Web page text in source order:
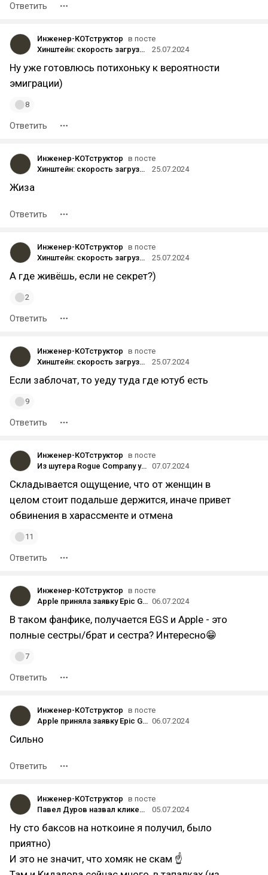
Ответить
Инженер-КОТструктор в посте
Хинштейн: скорость загрузки YouTube в России может упасть на 70%
25.07.2024
Ну уже готовлюсь потихоньку к вероятности
эмиграции)
8
Ответить
Инженер-КОТструктор в посте
Хинштейн: скорость загрузки YouTube в России может упасть на 70%
25.07.2024
Жиза
Ответить
Инженер-КОТструктор в посте
Хинштейн: скорость загрузки YouTube в России может упасть на 70%
25.07.2024
А где живёшь, если не секрет?)
2
Ответить
Инженер-КОТструктор в посте
Хинштейн: скорость загрузки YouTube в России может упасть на 70%
25.07.2024
Если заблочат, то уеду туда где ютуб есть
9
Ответить
Инженер-КОТструктор в посте
Из шутера Rogue Company удалили скин Dr Disrespect стоимостью 40 долларов 07.07.2024
Складывается ощущение, что от женщин в
целом стоит подальше держится, иначе привет
обвинения в харассменте и отмена
11
Ответить
Инженер-КОТструктор в посте
Apple приняла заявку Epic Games для запуска EGS на устройствах с iOS 06.07.2024
В таком фанфике, получается EGS и Apple - это
полные сестры/брат и сестра? Интересно😁
7
Ответить
Инженер-КОТструктор в посте
Apple приняла заявку Epic Games для запуска EGS на устройствах с iOS 06.07.2024
Сильно
Ответить
Инженер-КОТструктор в посте
Павел Дуров назвал кликер Hamster Kombat «интернет-феноменом, о котором говорят все»
05.07.2024
Ну сто баксов на ноткоине я получил, было
приятно)
И это не значит, что хомяк не скам ☝️